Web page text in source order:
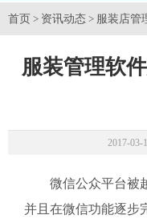
首页 > 资讯动态 > 服装店管
服装管理软
2017-
微信公众平台被越
并且在微信功能逐步